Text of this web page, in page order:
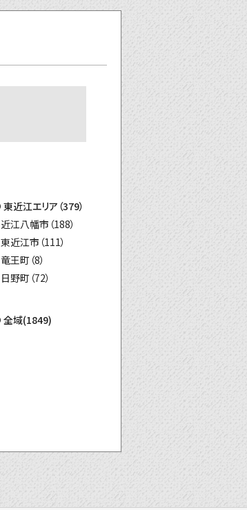
東近江エリア（379）
近江八幡市（188）
東近江市（111）
竜王町（8）
日野町（72）
全域(1849)